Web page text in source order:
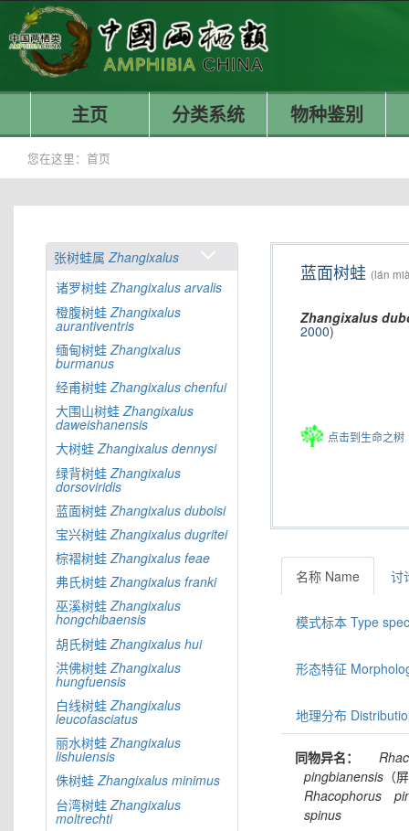
主页 分类系统 物种鉴别
您在这里： 首页
张树蛙属Zhangixalus
诸罗树蛙Zhangixalus arvalis
橙腹树蛙 Zhangixalus
aurantiventris
缅甸树蛙 Zhangixalus
burmanus
经甫树蛙 Zhangixalus chenfui
大围山树蛙Zhangixalus
daweishanensis
大树蛙Zhangixalus dennysi
绿背树蛙 Zhangixalus
dorsoviridis
蓝面树蛙 Zhangixalus duboisi
宝兴树蛙 Zhangixalus dugritei
棕褶树蛙Zhangixalus feae
弗氏树蛙Zhangixalus franki
巫溪树蛙Zhangixalus
hongchibaensis
胡氏树蛙 Zhangixalus hui
洪佛树蛙 Zhangixalus
hungfuensis
白线树蛙Zhangixalus
leucofasciatus
丽水树蛙Zhangixalus
lishuiensis
侏树蛙Zhangixalus minimus
台湾树蛙 Zhangixalus
moltrechti
蓝面树蛙 (lán
Zhangixalus
2000)
点击到生命之树
名称 Name 讨
模式标本 Type
形态特征
地理分布
同物异名：
pingbianensis（
Rhacophorus
spinus